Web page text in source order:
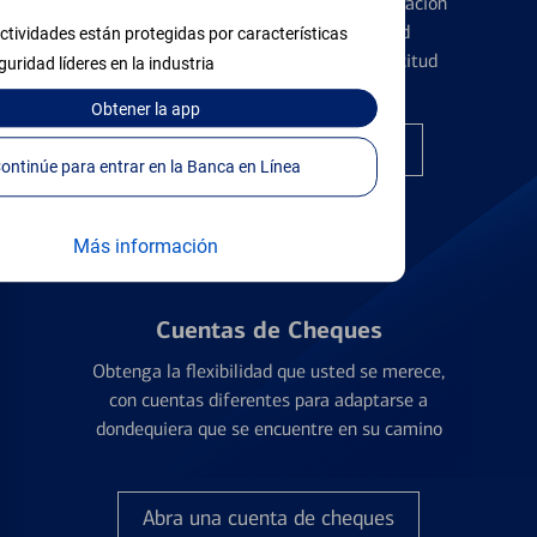
están protegidas por características
líderes en la industria
Obtenerla app
Continúe para entrar en la Banca en Línea
Más información
de tarjetas de crédito y la identidad
financiera antes de presentar una solicitud
Encuentre la tarjeta correcta
Cuentas de Cheques
Obtenga la flexibilidad que usted se merece,
con cuentas diferentes para adaptarse a
dondequiera que se encuentre en su camino
Abra una cuenta de cheques